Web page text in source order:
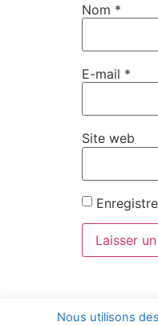
Nom *
E-mail *
Site web
Visibilité augmentée
Nous utilisons